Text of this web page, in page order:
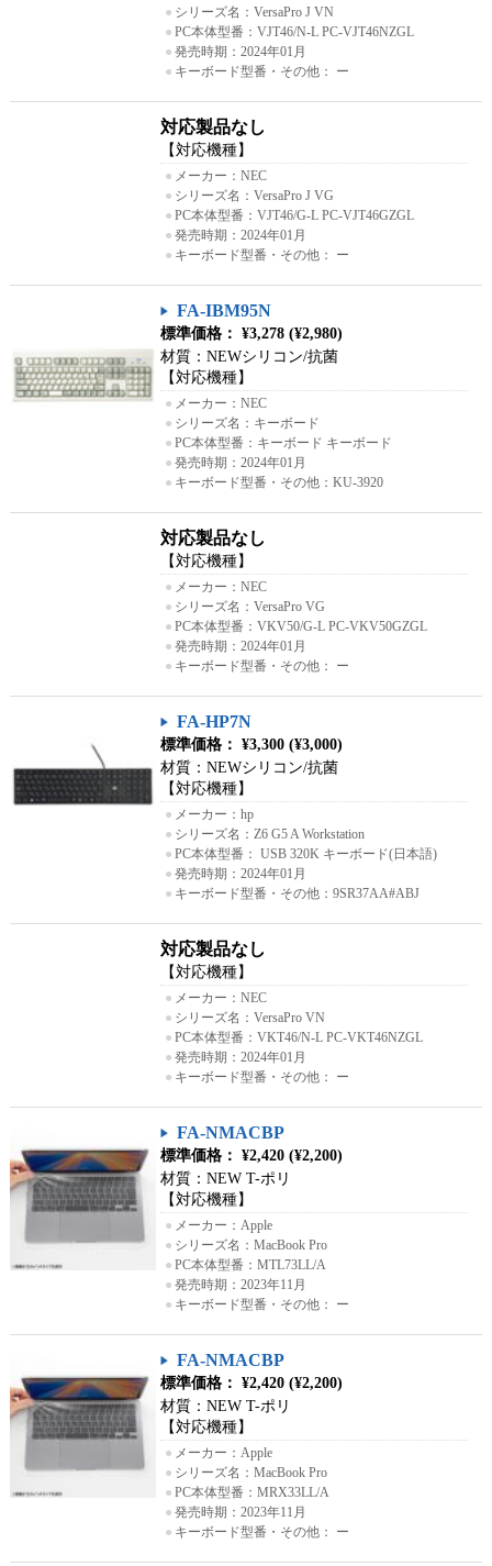
● シリーズ名：VersaPro J VN
● PC本体型番：VJT46/N-L PC-VJT46NZGL
● 発売時期：2024年01月
● キーボード型番・その他： ー
対応製品なし
【対応機種】
● メーカー：NEC
● シリーズ名：VersaPro J VG
● PC本体型番：VJT46/G-L PC-VJT46GZGL
● 発売時期：2024年01月
● キーボード型番・その他： ー
FA-IBM95N
標準価格： ¥3,278 (¥2,980)
材質：NEWシリコン/抗菌
【対応機種】
● メーカー：NEC
● シリーズ名：キーボード
● PC本体型番：キーボード キーボード
● 発売時期：2024年01月
● キーボード型番・その他：KU-3920
対応製品なし
【対応機種】
● メーカー：NEC
● シリーズ名：VersaPro VG
● PC本体型番：VKV50/G-L PC-VKV50GZGL
● 発売時期：2024年01月
● キーボード型番・その他： ー
FA-HP7N
標準価格： ¥3,300 (¥3,000)
材質：NEWシリコン/抗菌
【対応機種】
● メーカー：hp
● シリーズ名：Z6 G5 A Workstation
● PC本体型番： USB 320K キーボード(日本語)
● 発売時期：2024年01月
● キーボード型番・その他：9SR37AA#ABJ
対応製品なし
【対応機種】
● メーカー：NEC
● シリーズ名：VersaPro VN
● PC本体型番：VKT46/N-L PC-VKT46NZGL
● 発売時期：2024年01月
● キーボード型番・その他： ー
FA-NMACBP
標準価格： ¥2,420 (¥2,200)
材質：NEW T-ポリ
【対応機種】
● メーカー：Apple
● シリーズ名：MacBook Pro
● PC本体型番：MTL73LL/A
● 発売時期：2023年11月
● キーボード型番・その他： ー
FA-NMACBP
標準価格： ¥2,420 (¥2,200)
材質：NEW T-ポリ
【対応機種】
● メーカー：Apple
● シリーズ名：MacBook Pro
● PC本体型番：MRX33LL/A
● 発売時期：2023年11月
● キーボード型番・その他： ー